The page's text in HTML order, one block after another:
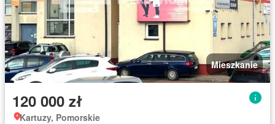
Mieszkanie
120 000 zł
Kartuzy, Pomorskie